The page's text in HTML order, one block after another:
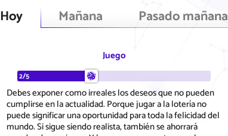
Hoy Mañana Pasado mañana
Juego
2/5
Debes exponer como irreales los deseos que no pueden
cumplirse en la actualidad. Porque jugar a la lotería no
puede significar una oportunidad para toda la felicidad del
mundo. Si sigue siendo realista, también se ahorrará